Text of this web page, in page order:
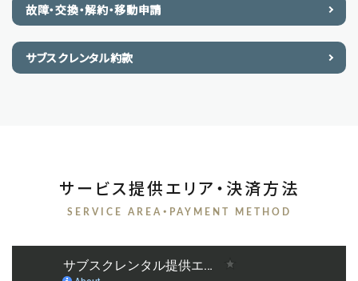
故障・交換・解約・移動申請
サブスクレンタル約款
サービス提供エリア・決済方法
SERVICE AREA・PAYMENT METHOD